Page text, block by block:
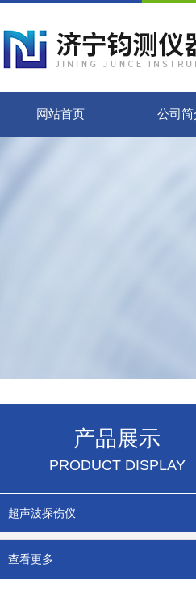
网站首页 公司简
产品展示
PRODUCT DISPLAY
超声波探伤仪
查看更多